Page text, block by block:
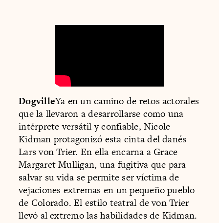
DogvilleYa en un camino de retos actorales
que la llevaron a desarrollarse como una
intérprete versátil y confiable, Nicole
Kidman protagonizó esta cinta del danés
Lars von Trier. En ella encarna a Grace
Margaret Mulligan, una fugitiva que para
salvar su vida se permite ser víctima de
vejaciones extremas en un pequeño pueblo
de Colorado. El estilo teatral de von Trier
llevó al extremo las habilidades de Kidman.